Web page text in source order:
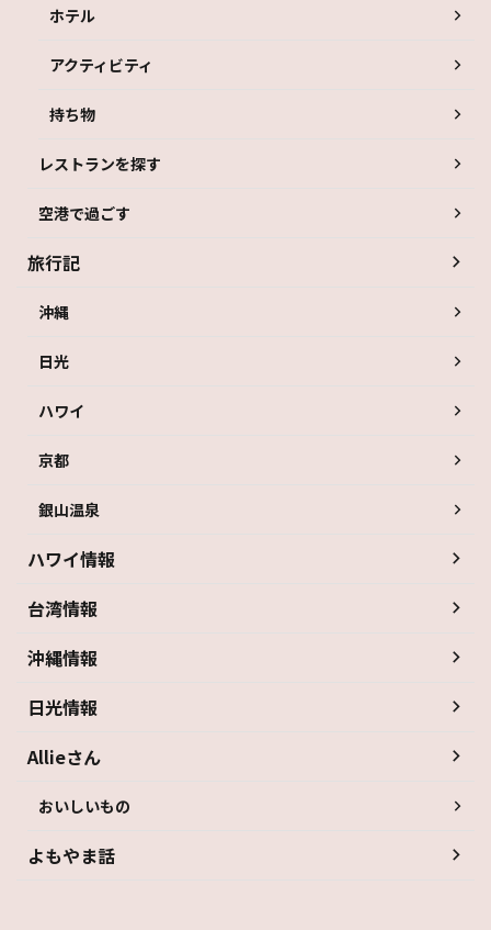
ホテル
アクティビティ
持ち物
レストランを探す
空港で過ごす
旅行記
沖縄
日光
ハワイ
京都
銀山温泉
ハワイ情報
台湾情報
沖縄情報
日光情報
Allieさん
おいしいもの
よもやま話